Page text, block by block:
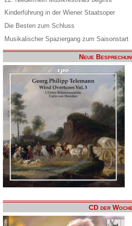
Kinderführung in der Wiener Staatsoper
Die Besten zum Schluss
Musikalischer Spaziergang zum Saisonstart
Neue
CD der Woche